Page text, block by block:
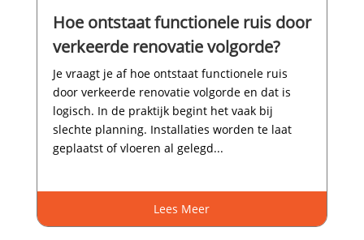
Hoe ontstaat functionele ruis door
verkeerde renovatie volgorde?
Je vraagt je af hoe ontstaat functionele ruis
door verkeerde renovatie volgorde en dat is
logisch.​ In de praktijk begint het vaak bij
slechte planning.​ Installaties worden te laat
geplaatst of vloeren al gelegd...
Lees Meer